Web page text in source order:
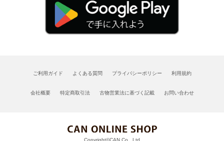
ご利用ガイド よくある質問 プライバシーポリシー 利用規約
会社概要 特定商取引法 古物営業法に基づく記載 お問い合わせ
Copyright©CAN Co., Ltd